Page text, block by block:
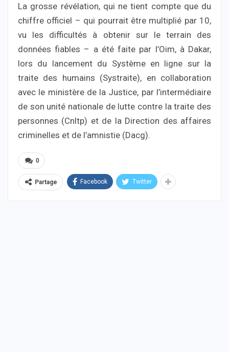
La grosse révélation, qui ne tient compte que du
chiffre officiel – qui pourrait être multiplié par 10,
vu les difficultés à obtenir sur le terrain des
données fiables – a été faite par l’Oim, à Dakar,
lors du lancement du Système en ligne sur la
traite des humains (Systraite), en collaboration
avec le ministère de la Justice, par l’intermédiaire
de son unité nationale de lutte contre la traite des
personnes (Cnltp) et de la Direction des affaires
criminelles et de l’amnistie (Dacg).
0
Partage Facebook Twitter